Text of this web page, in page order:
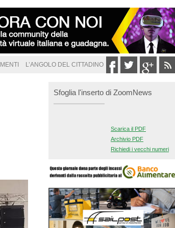
L’ANGOLO DEL CITTADINO
Sfoglia l'inserto di ZoomNews
Scarica il PDF
Archivio PDF
Richiedi i vecchi numeri